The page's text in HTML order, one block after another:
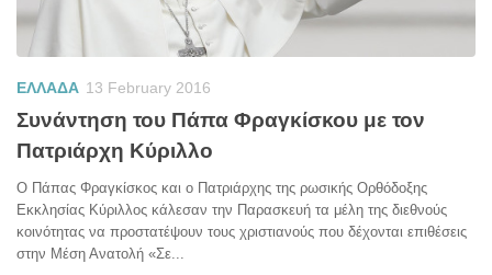
ΕΛΛΑΔΑ 13 February 2016
Συνάντηση του Πάπα Φραγκίσκου με τον
Πατριάρχη Κύριλλο
Ο Πάπας Φραγκίσκος και ο Πατριάρχης της ρωσικής Ορθόδοξης
Εκκλησίας Κύριλλος κάλεσαν την Παρασκευή τα μέλη της διεθνούς
κοινότητας να προστατέψουν τους χριστιανούς που δέχονται επιθέσεις
στην Μέση Ανατολή «Σε...